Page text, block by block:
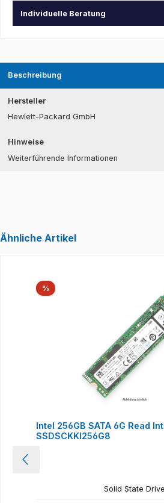
Individuelle Beratung
Beschreibung
Hersteller
Hewlett-Packard GmbH
Hinweise
Weiterführende Informationen
Ähnliche Artikel
%Rabatt
Intel 256GB SATA 6G Read
SSDSCKKI256G8
Solid State Drive